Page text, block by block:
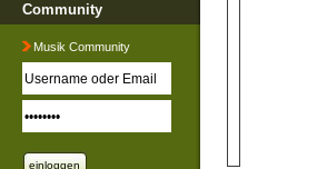
Community
Musik Community